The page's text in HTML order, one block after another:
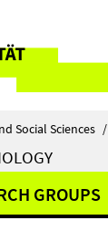
Social Sciences /
GROUPS